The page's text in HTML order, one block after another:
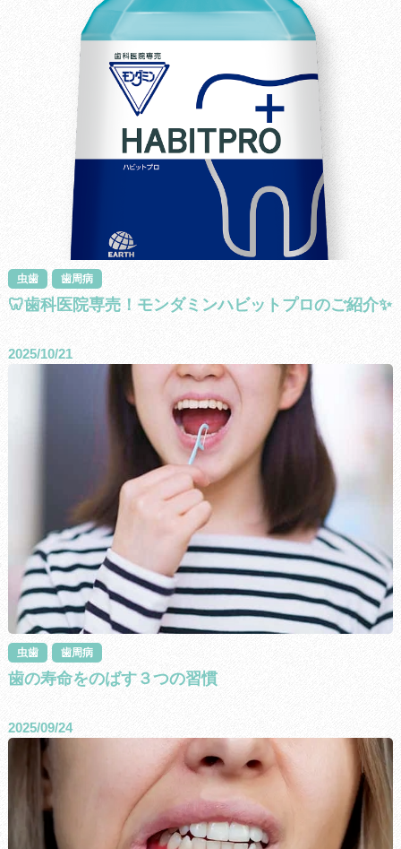
虫歯 歯周病
🦷歯科医院専売！モンダミンハビットプロのご紹介✨
2025/10/21
虫歯 歯周病
歯の寿命をのばす３つの習慣
2025/09/24